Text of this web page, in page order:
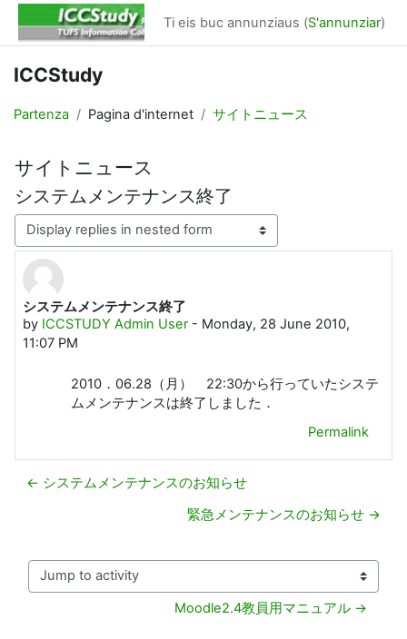
Surseglir tiel cuntegn da basa
Ti eis buc annunziaus (S'annunziar)
ICCStudy
Partenza Pagina d'internet サイトニュース
サイトニュース
システムメンテナンス終了
Display mode
システムメンテナンス終了
by ICCSTUDY Admin User- Monday, 28 June 2010,
11:07 PM
Number of replies: 0
2010．06.28（月） 22:30から行っていたシステ
ムメンテナンスは終了しました．
Permalink
← システムメンテナンスのお知らせ
緊急メンテナンスのお知らせ →
Jump to activity
Moodle2.4教員用マニュアル →